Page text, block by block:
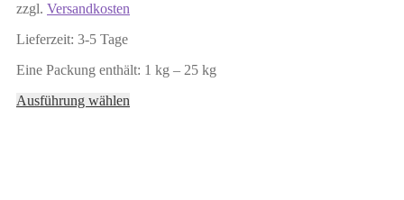
zzgl. Versandkosten
Lieferzeit: 3-5 Tage
Eine Packung enthält: 1 kg – 25 kg
Ausführung wählen